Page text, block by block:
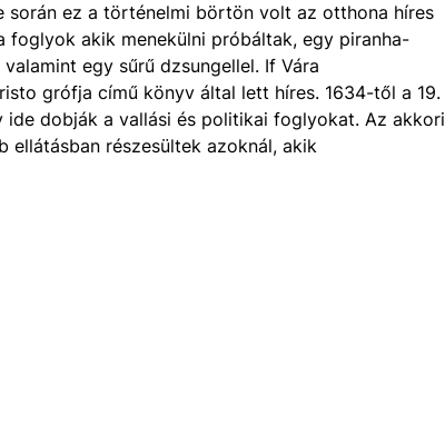
során ez a történelmi börtön volt az otthona híres
akik menekülni próbáltak, egy piranha-
egy sűrű dzsungellel. If Vára
grófja című könyv által lett híres. 1634-től a 19.
dobják a vallási és politikai foglyokat. Az akkori
részesültek azoknál, akik